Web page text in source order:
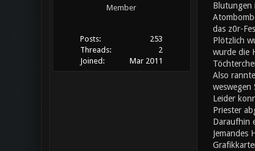
Member
Posts:
253
Threads:
2
Joined:
Mar 2011
Blutungen
das z0r-
Plötzlich
wurde die
Also
weswegen
Leider
Priester
Daraufhin
Jemandes